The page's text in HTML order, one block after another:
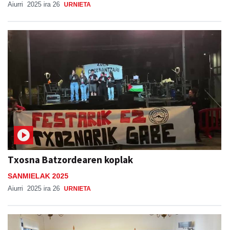
Aiurri 2025 ira 26 URNIETA
Txosna Batzordearen koplak
SANMIELAK 2025
Aiurri 2025 ira 26 URNIETA